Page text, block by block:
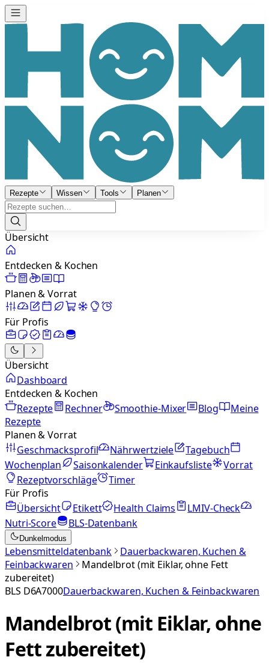
Rezepte Wissen Tools Planen
Übersicht
Entdecken & Kochen
Planen & Vorrat
Für Profis
Übersicht
Dashboard
Entdecken & Kochen
Rezepte
Rechner Smoothie-Mixer Blog
Meine
Rezepte
Planen & Vorrat
Geschmacksprofil
Nährwertziele
Tagebuch
Wochenplan
Saisonkalender Einkaufsliste
Vorrat
Rezeptvorschläge
Timer
Für Profis
Übersicht
Etikett Health Claims
LMIV-Check
Nutri-Score
BLS-Datenbank
Dunkelmodus
Lebensmitteldatenbank
Dauerbackwaren, Kuchen &
Feinbackwaren
Mandelbrot (mit Eiklar, ohne Fett
zubereitet)
BLS D6A7000Dauerbackwaren, Kuchen & Feinbackwaren
Mandelbrot (mit Eiklar, ohne
Fett zubereitet)